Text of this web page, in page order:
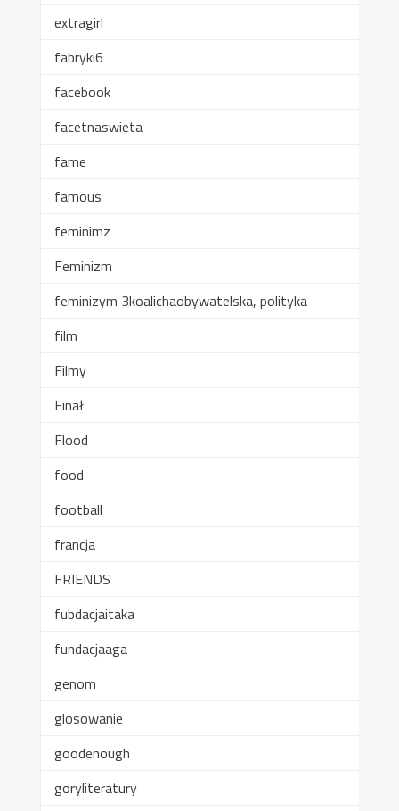
extragirl
fabryki6
facebook
facetnaswieta
fame
famous
feminimz
Feminizm
feminizym 3koalichaobywatelska, polityka
film
Filmy
Finał
Flood
food
football
francja
FRIENDS
fubdacjaitaka
fundacjaaga
genom
glosowanie
goodenough
goryliteratury